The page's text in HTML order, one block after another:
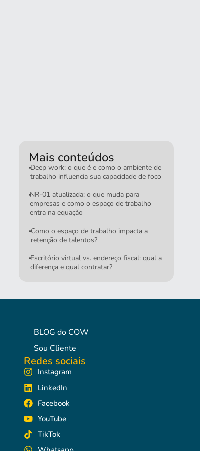
Mais conteúdos
•Deep work: o que é e como o ambiente de
trabalho influencia sua capacidade de foco
•NR-01 atualizada: o que muda para
empresas e como o espaço de trabalho
entra na equação
•Como o espaço de trabalho impacta a
retenção de talentos?
•Escritório virtual vs. endereço fiscal: qual a
diferença e qual contratar?
BLOG do COW
Sou Cliente
Redes sociais
Instagram
LinkedIn
Facebook
YouTube
TikTok